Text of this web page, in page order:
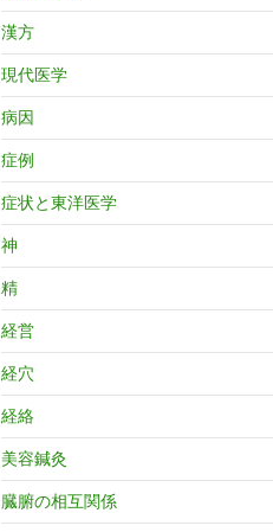
漢方
現代医学
病因
症例
症状と東洋医学
神
精
経営
経穴
経絡
美容鍼灸
臓腑の相互関係